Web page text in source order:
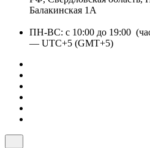
Балакинская 1А
ПН-ВС: с 10:00 до 19:00
— UTC+5 (GMT+5)